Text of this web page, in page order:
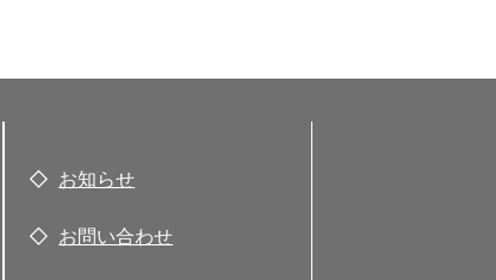
お知らせ
お問い合わせ